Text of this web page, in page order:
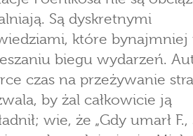
Są dyskretnymi
które bynajmniej
biegu wydarzeń.
czas na przeżywanie
by żal całkowicie ją
wie, że „Gdy umarł F.,